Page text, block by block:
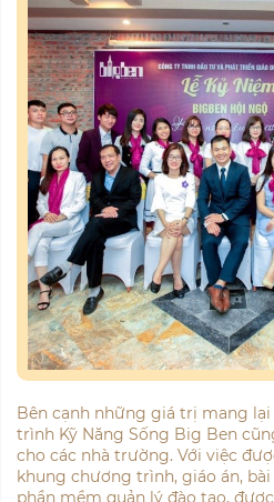
Bên cạnh những giá trị mang
trình Kỹ Năng Sống Big Ben
cho các nhà trường. Với việc
khung chương trình, giáo án,
phần mềm quản lý đào tạo,